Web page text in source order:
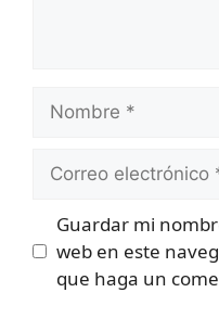
electrónico
Guardar mi
web en este
que haga un